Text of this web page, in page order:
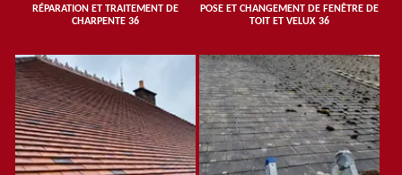
RÉPARATION ET TRAITEMENT DE
CHARPENTE 36
POSE ET CHANGEMENT DE FENÊTRE DE
TOIT ET VELUX 36